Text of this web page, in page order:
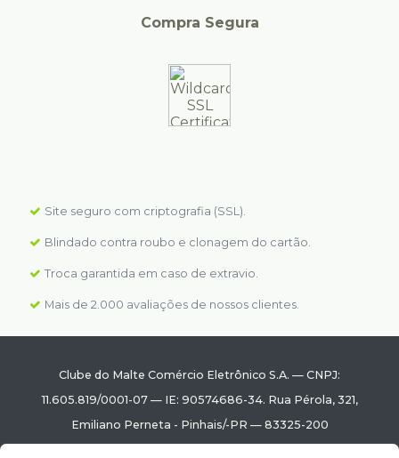
Compra Segura
Site seguro com criptografia (SSL).
Blindado contra roubo e clonagem do cartão.
Troca garantida em caso de extravio.
Mais de 2.000 avaliações de nossos clientes.
Clube do Malte Comércio Eletrônico S.A. — CNPJ:
11.605.819/0001-07— IE: 90574686-34. Rua Pérola, 321,
Emiliano Perneta - Pinhais/-PR — 83325-200